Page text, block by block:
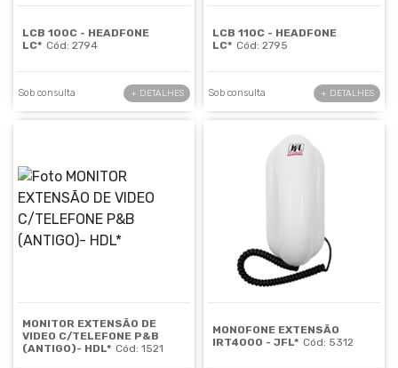
LCB 100C - HEADFONE
LC* Cód: 2794
Sob consulta + DETALHES
LCB 110C - HEADFONE
LC* Cód: 2795
Sob consulta + DETALHES
MONITOR EXTENSÃO DE
VIDEO C/TELEFONE P&B
(ANTIGO)- HDL* Cód: 1521
MONOFONE EXTENSÃO
IRT4000 - JFL* Cód: 5312